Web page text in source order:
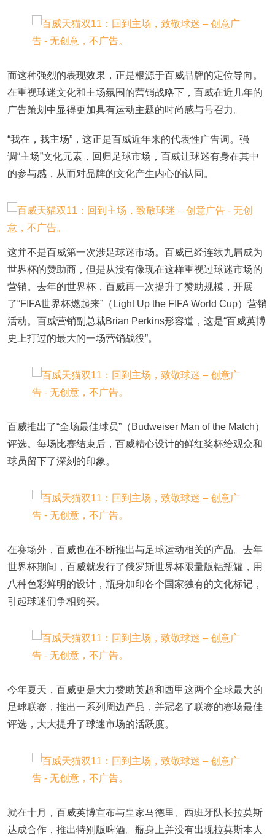
而这种强烈的表现效果，正是根源于百威品牌的定位导向。
在重视球迷文化和主场氛围的营销战略下，百威在近几年的
广告策划中显得更加具有运动主题的时尚感与号召力。
“我在，我主场”，这正是百威近年来的代表性广告词。强
调“主场”文化元素，回归足球市场，百威让球迷有身在其中
的参与感，从而对品牌的文化产生内心的认同。
这并不是百威第一次涉足球迷市场。百威已经连续九届成为
世界杯的赞助商，但是从没有像现在这样重视过球迷市场的
营销。去年的世界杯，百威再一次提升了赞助规模，开展
了“FIFA世界杯燃起来”（Light Up the FIFA World Cup）营销
活动。百威营销副总裁Brian Perkins形容道，这是“百威英博
史上打过的最大的一场营销战役”。
百威推出了“全场最佳球员”（Budweiser Man of the Match）
评选。每场比赛结束后，百威精心设计的鲜红奖杯给观众和
球员留下了深刻的印象。
在赛场外，百威也在不断推出与足球运动相关的产品。去年
世界杯期间，百威就发行了俄罗斯世界杯限量版铝瓶罐，用
八种色彩鲜明的设计，瓶身加印各个国家独有的文化标记，
引起球迷们争相购买。
今年夏天，百威更是大力赞助英超和西甲这两个全球最大的
足球联赛，推出一系列周边产品，并冠名了联赛的赛场最佳
评选，大大提升了球迷市场的活跃度。
就在十月，百威英博宣布与皇家马德里、西班牙队长拉莫斯
达成合作，推出特别版啤酒。瓶身上并没有出现拉莫斯本人